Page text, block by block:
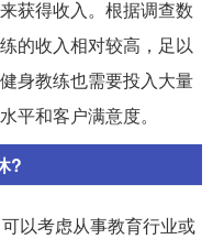
获得收入。根据调查数
的收入相对较高，足以
身教练也需要投入大量
平和客户满意度。
?
以考虑从事教育行业或